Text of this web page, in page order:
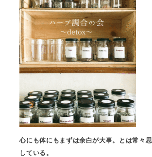
心にも体にもまずは余白が大事。とは常々
している。